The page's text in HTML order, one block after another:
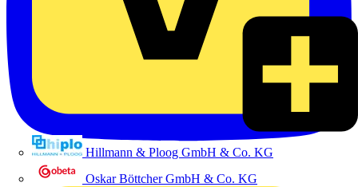
Hillmann & Ploog GmbH & Co. KG
Oskar Böttcher GmbH & Co. KG